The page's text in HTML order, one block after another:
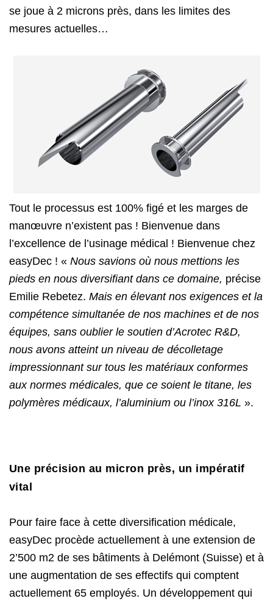
se joue à 2 microns près, dans les limites des
mesures actuelles…
Tout le processus est 100% figé et les marges de
manœuvre n’existent pas ! Bienvenue dans
l’excellence de l’usinage médical ! Bienvenue chez
easyDec ! « Nous savions où nous mettions les
pieds en nous diversifiant dans ce domaine, précise
Emilie Rebetez. Mais en élevant nos exigences et la
compétence simultanée de nos machines et de nos
équipes, sans oublier le soutien d’Acrotec R&D,
nous avons atteint un niveau de décolletage
impressionnant sur tous les matériaux conformes
aux normes médicales, que ce soient le titane, les
polymères médicaux, l’aluminium ou l’inox 316L ».
Une précision au micron près, un impératif
vital
Pour faire face à cette diversification médicale,
easyDec procède actuellement à une extension de
2’500 m2 de ses bâtiments à Delémont (Suisse) et à
une augmentation de ses effectifs qui comptent
actuellement 65 employés. Un développement qui